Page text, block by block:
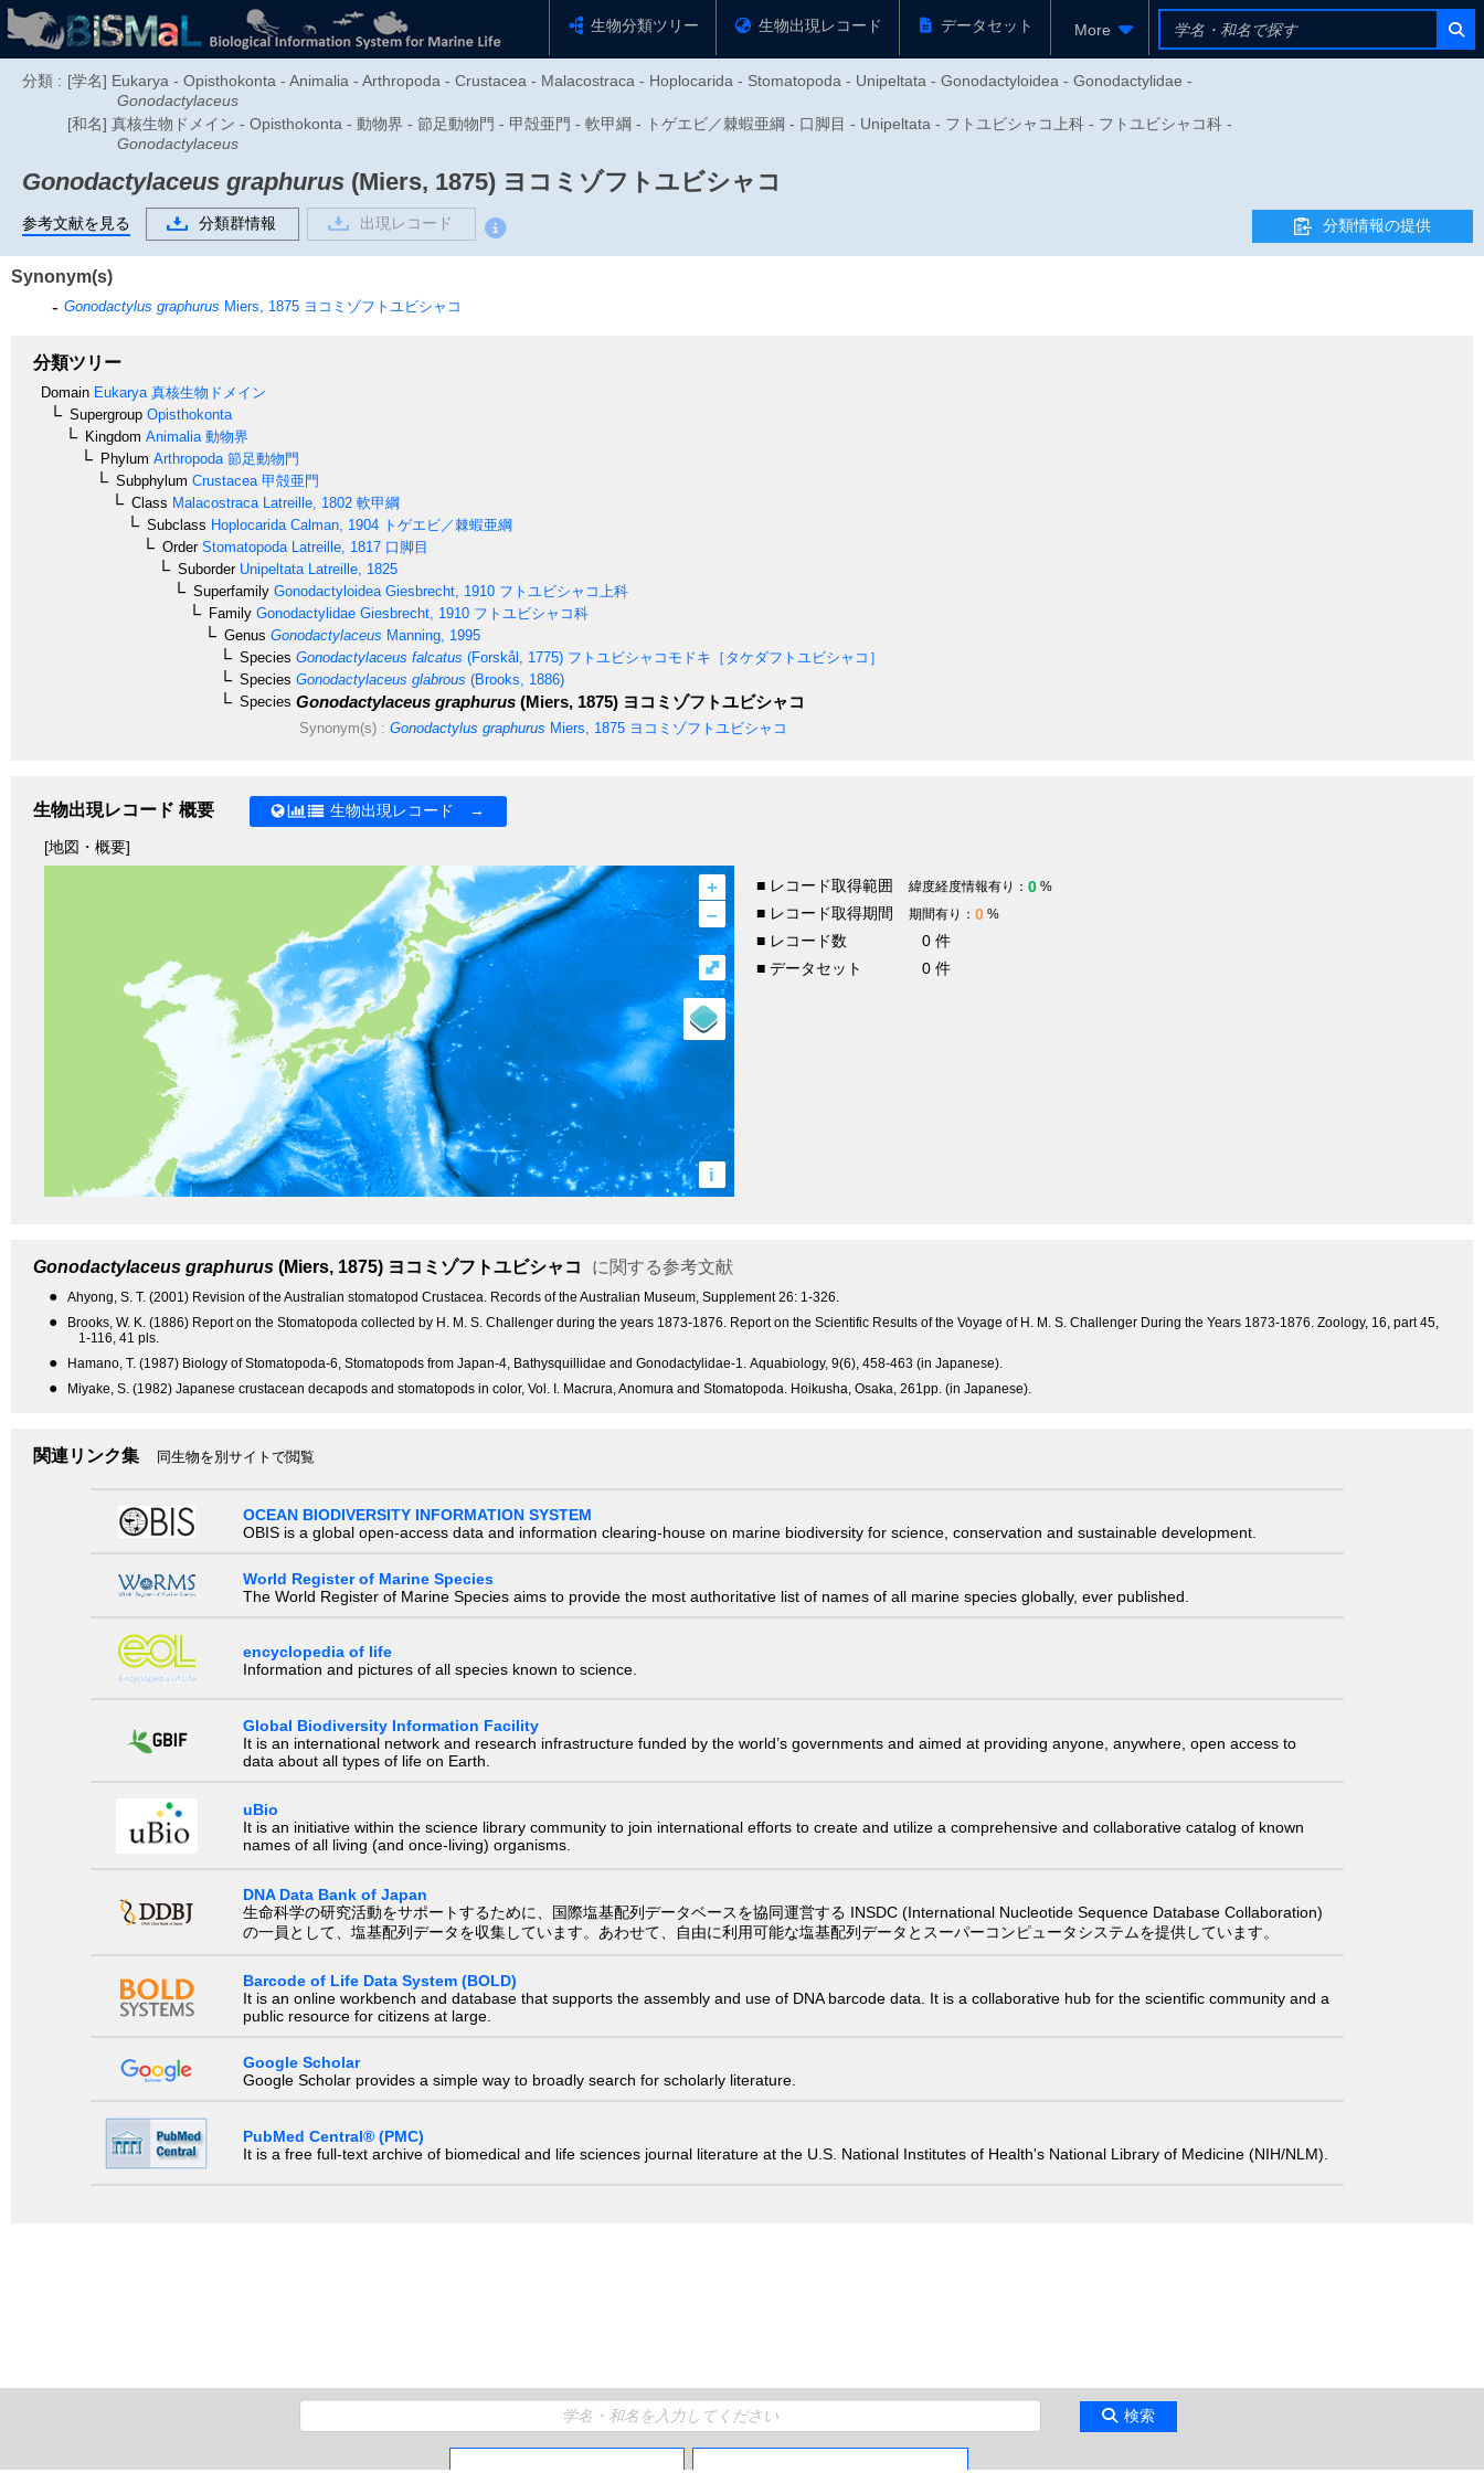
生物分類ツリー 生物出現レコード データセット More
分類 : [学名] Eukarya - Opisthokonta - Animalia - Arthropoda - Crustacea - Malacostraca - Hoplocarida - Stomatopoda - Unipeltata - Gonodactyloidea - Gonodactylidae -
Gonodactylaceus
[和名] 真核生物ドメイン - Opisthokonta - 動物界 - 節足動物門 - 甲殻亜門 - 軟甲綱 - トゲエビ／棘蝦亜綱 - 口脚目 - Unipeltata - フトユビシャコ上科 - フトユビシャコ科 -
Gonodactylaceus
Gonodactylaceus graphurus (Miers, 1875) ヨコミゾフトユビシャコ
参考文献を見る 分類群情報 出現レコード 分類情報の提供
Synonym(s)
Gonodactylus graphurus Miers, 1875 ヨコミゾフトユビシャコ
分類ツリー
Domain Eukarya 真核生物ドメイン
Supergroup Opisthokonta
Kingdom Animalia 動物界
Phylum Arthropoda 節足動物門
Subphylum Crustacea 甲殻亜門
Class Malacostraca Latreille, 1802 軟甲綱
Subclass Hoplocarida Calman, 1904 トゲエビ／棘蝦亜綱
OrderStomatopoda Latreille, 1817 口脚目
SuborderUnipeltata Latreille, 1825
Superfamily Gonodactyloidea Giesbrecht, 1910 フトユビシャコ上科
Family Gonodactylidae Giesbrecht, 1910 フトユビシャコ科
Genus Gonodactylaceus Manning, 1995
Species Gonodactylaceus falcatus (Forskål, 1775) フトユビシャコモドキ［タケダフトユビシャコ］
Species Gonodactylaceus glabrous (Brooks, 1886)
Species Gonodactylaceus graphurus (Miers, 1875) ヨコミゾフトユビシャコ
Synonym(s) : Gonodactylus graphurus Miers, 1875ヨコミゾフトユビシャコ
生物出現レコード 概要 生物出現レコード →
[地図・概要]
+
–
i
⤢
■ レコード取得範囲 緯度経度情報有り： 0 %
■ レコード取得期間 期間有り： 0 %
■ レコード数
0 件
■ データセット
0 件
Gonodactylaceus graphurus (Miers, 1875) ヨコミゾフトユビシャコ に関する参考文献
● Ahyong, S. T. (2001) Revision of the Australian stomatopod Crustacea. Records of the Australian Museum, Supplement 26: 1-326.
●
Brooks, W. K. (1886) Report on the Stomatopoda collected by H. M. S. Challenger during the years 1873-1876. Report on the Scientific Results of the Voyage of H. M. S. Challenger During the Years 1873-1876. Zoology, 16, part 45,
1-116, 41 pls.
● Hamano, T. (1987) Biology of Stomatopoda-6, Stomatopods from Japan-4, Bathysquillidae and Gonodactylidae-1. Aquabiology, 9(6), 458-463 (in Japanese).
● Miyake, S. (1982) Japanese crustacean decapods and stomatopods in color, Vol. I. Macrura, Anomura and Stomatopoda. Hoikusha, Osaka, 261pp. (in Japanese).
関連リンク集 同生物を別サイトで閲覧
OCEAN BIODIVERSITY INFORMATION SYSTEM
OBIS is a global open-access data and information clearing-house on marine biodiversity for science, conservation and sustainable development.
World Register of Marine Species
The World Register of Marine Species aims to provide the most authoritative list of names of all marine species globally, ever published.
encyclopedia of life
Information and pictures of all species known to science.
Global Biodiversity Information Facility
It is an international network and research infrastructure funded by the world’s governments and aimed at providing anyone, anywhere, open access to
data about all types of life on Earth.
uBio
It is an initiative within the science library community to join international efforts to create and utilize a comprehensive and collaborative catalog of known
names of all living (and once-living) organisms.
DNA Data Bank of Japan
生命科学の研究活動をサポートするために、国際塩基配列データベースを協同運営する INSDC (International Nucleotide Sequence Database Collaboration)
の一員として、塩基配列データを収集しています。あわせて、自由に利用可能な塩基配列データとスーパーコンピュータシステムを提供しています。
Barcode of Life Data System (BOLD)
It is an online workbench and database that supports the assembly and use of DNA barcode data. It is a collaborative hub for the scientific community and a
public resource for citizens at large.
Google Scholar
Google Scholar provides a simple way to broadly search for scholarly literature.
PubMed Central® (PMC)
It is a free full-text archive of biomedical and life sciences journal literature at the U.S. National Institutes of Health's National Library of Medicine (NIH/NLM).
検索